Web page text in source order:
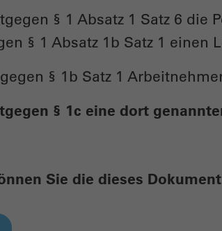
§ 1 Absatz 1 Satz 6
§ 1 Absatz 1b Satz 1 einen
§ 1b Satz 1
§ 1c eine dort
Sie die dieses